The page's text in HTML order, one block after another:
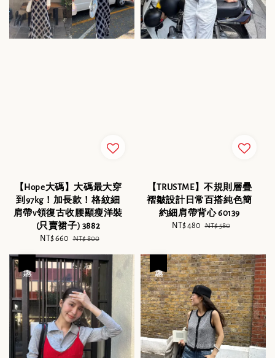
【Hope大碼】大碼最大穿
到97kg！加長款！格紋細
肩帶v領復古收腰顯瘦洋裝
(只賣裙子) 3882
Sale
NT$ 660 Regular
NT$ 800
【TRUSTME】不規則層疊
褶皺設計日常百搭純色簡
約細肩帶背心 60139
Sale
NT$ 480 Regular
NT$ 580